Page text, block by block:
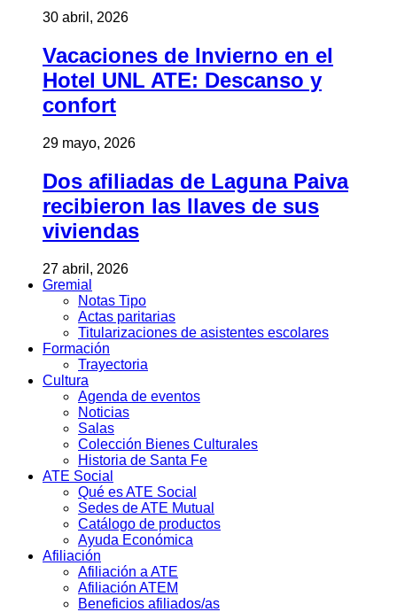
30 abril, 2026
Vacaciones de Invierno en el
Hotel UNL ATE: Descanso y
confort
29 mayo, 2026
Dos afiliadas de Laguna Paiva
recibieron las llaves de sus
viviendas
27 abril, 2026
Gremial
Notas Tipo
Actas paritarias
Titularizaciones de asistentes escolares
Formación
Trayectoria
Cultura
Agenda de eventos
Noticias
Salas
Colección Bienes Culturales
Historia de Santa Fe
ATE Social
Qué es ATE Social
Sedes de ATE Mutual
Catálogo de productos
Ayuda Económica
Afiliación
Afiliación a ATE
Afiliación ATEM
Beneficios afiliados/as